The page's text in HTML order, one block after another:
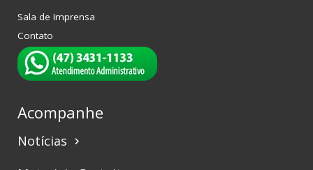
Sala de Imprensa
Contato
Acompanhe
Notícias keyboard_arrow_right